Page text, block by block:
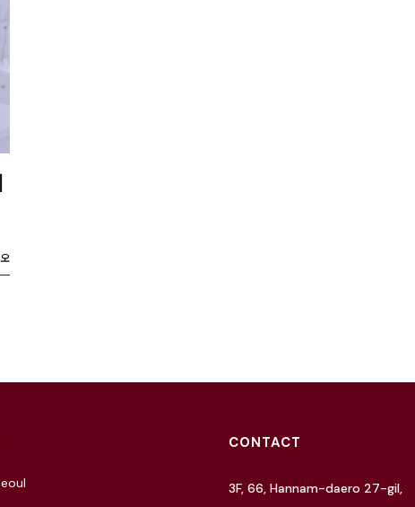
CONTACT
3F, 66, Hannam-daero 27-gil,